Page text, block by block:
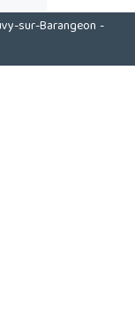
sur-Barangeon -